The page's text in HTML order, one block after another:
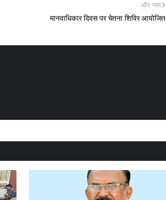
और नया
मानवाधिकार दिवस पर चेतना शिविर आयोजित